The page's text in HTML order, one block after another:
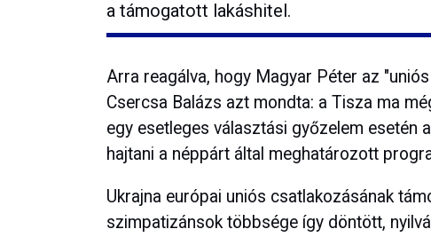
a támogatott lakáshitel.
Arra reagálva, hogy Magyar Péter az
Csercsa Balázs azt mondta: a Tisza ma
egy esetleges választási győzelem esetén
hajtani a néppárt által meghatározott
Ukrajna európai uniós csatlakozásának
szimpatizánsok többsége így döntött,